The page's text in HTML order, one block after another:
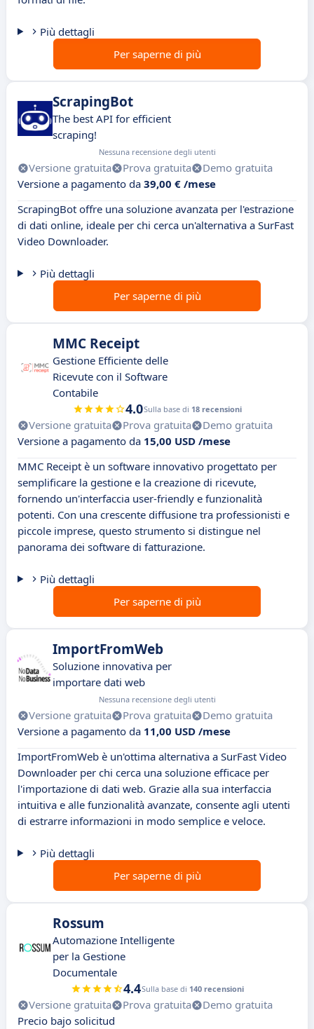
Più dettagli
Per saperne di più
ScrapingBot
The best API for efficient
scraping!
Nessuna recensione degli utenti
Versione gratuita Prova gratuita
Demo gratuita
Versione a pagamento da 39,00 € /mese
ScrapingBot offre una soluzione avanzata per l'estrazione
di dati online, ideale per chi cerca un'alternativa a SurFast
Video Downloader.
Più dettagli
Per saperne di più
MMC Receipt
Gestione Efficiente delle
Ricevute con il Software
Contabile
4.0Sulla base di 18 recensioni
Versione gratuita Prova gratuita
Demo gratuita
Versione a pagamento da 15,00 USD /mese
MMC Receipt è un software innovativo progettato per
semplificare la gestione e la creazione di ricevute,
fornendo un'interfaccia user-friendly e funzionalità
potenti. Con una crescente diffusione tra professionisti e
piccole imprese, questo strumento si distingue nel
panorama dei software di fatturazione.
Più dettagli
Per saperne di più
ImportFromWeb
Soluzione innovativa per
importare dati web
Nessuna recensione degli utenti
Versione gratuita Prova gratuita
Demo gratuita
Versione a pagamento da 11,00 USD /mese
ImportFromWeb è un'ottima alternativa a SurFast Video
Downloader per chi cerca una soluzione efficace per
l'importazione di dati web. Grazie alla sua interfaccia
intuitiva e alle funzionalità avanzate, consente agli utenti
di estrarre informazioni in modo semplice e veloce.
Più dettagli
Per saperne di più
Rossum
Automazione Intelligente
per la Gestione
Documentale
4.4Sulla base di 140 recensioni
Versione gratuita Prova gratuita
Demo gratuita
Precio bajo solicitud